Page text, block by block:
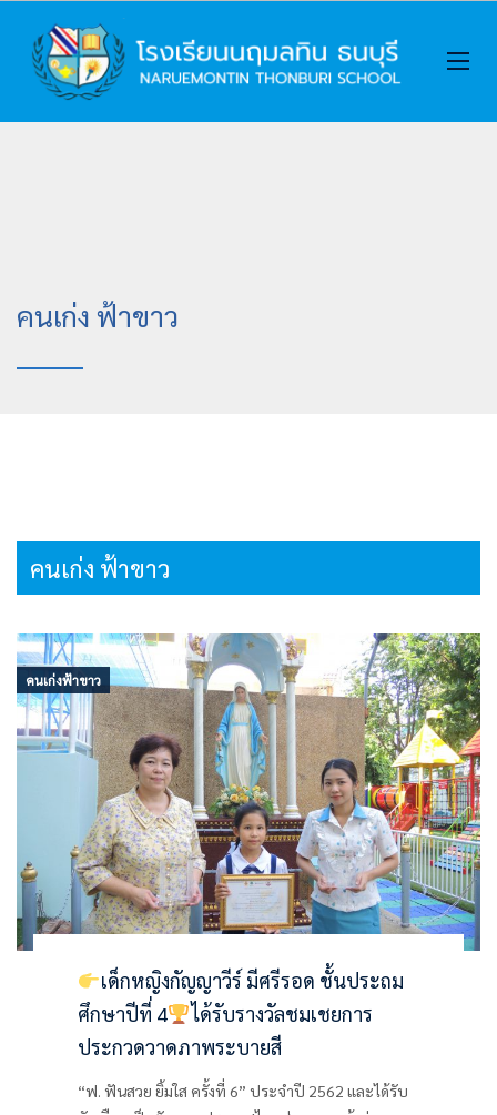
คนเก่ง ฟ้าขาว
คนเก่ง ฟ้าขาว
คนเก่งฟ้าขาว
เด็กหญิงกัญญาวีร์ มีศรีรอด ชั้นประถม
ศึกษาปีที่ 4
ได้รับรางวัลชมเชยการ
ประกวดวาดภาพระบายสี
“ฟ. ฟันสวย ยิ้มใส ครั้งที่ 6” ประจำปี 2562 และได้รับ